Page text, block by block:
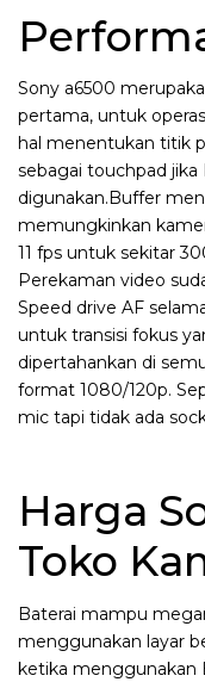
Sony a6500
pertama, untuk
hal menentukan titik
sebagai touchpad jika
digunakan.Buffer
memungkinkan
11 fps untuk sekitar
Perekaman video
Speed ​​drive AF
untuk transisi fokus
dipertahankan di
format 1080/120p.
mic tapi tidak ada
Harga
Toko
Baterai mampu
menggunakan layar
ketika menggunakan